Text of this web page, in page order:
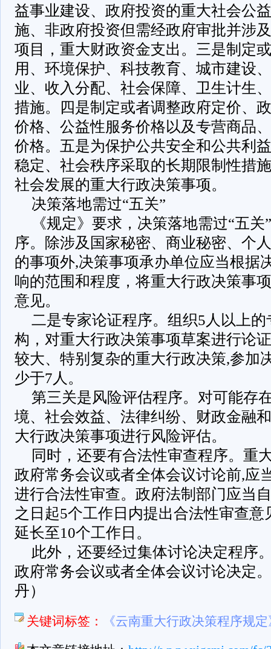
益事业建设、政府投资的重大社会公
施、非政府投资但需经政府审批并涉
项目，重大财政资金支出。三是制定
用、环境保护、科技教育、城市建设
业、收入分配、社会保障、卫生计生
措施。四是制定或者调整政府定价、
价格、公益性服务价格以及专营商品
价格。五是为保护公共安全和公共利
稳定、社会秩序采取的长期限制性措
社会发展的重大行政决策事项。
决策落地需过“五关”
《规定》要求，决策落地需过“五
序。除涉及国家秘密、商业秘密、个
的事项外,决策事项承办单位应当根据
响的范围和程度，将重大行政决策事
意见。
二是专家论证程序。组织5人以上
构，对重大行政决策事项草案进行论
较大、特别复杂的重大行政决策,参加
少于7人。
第三关是风险评估程序。对可能存
境、社会效益、法律纠纷、财政金融
大行政决策事项进行风险评估。
同时，还要有合法性审查程序。重
政府常务会议或者全体会议讨论前,应
进行合法性审查。政府法制部门应当
之日起5个工作日内提出合法性审查意
延长至10个工作日。
此外，还要经过集体讨论决定程序
政府常务会议或者全体会议讨论决定
丹）
关键词标签：
《云南重大行政决策程序规